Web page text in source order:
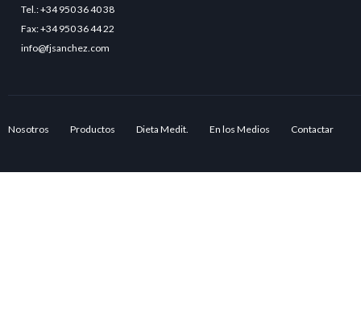
Tel.: +34 950 36 40 38
Fax: +34 950 36 44 22
info@fjsanchez.com
Nosotros Productos Dieta Medit. En los Medios Contactar